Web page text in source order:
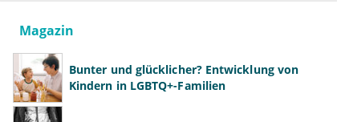
Magazin
Bunter und glücklicher? Entwicklung von
Kindern in LGBTQ+-Familien